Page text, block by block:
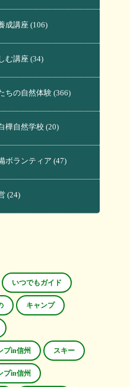
成講座 (106)
む講座 (34)
ちの自然体験 (366)
樺自然学校 (20)
ボランティア (47)
(24)
いつでもガイド
キャンプ
プin信州 スキー
プin信州